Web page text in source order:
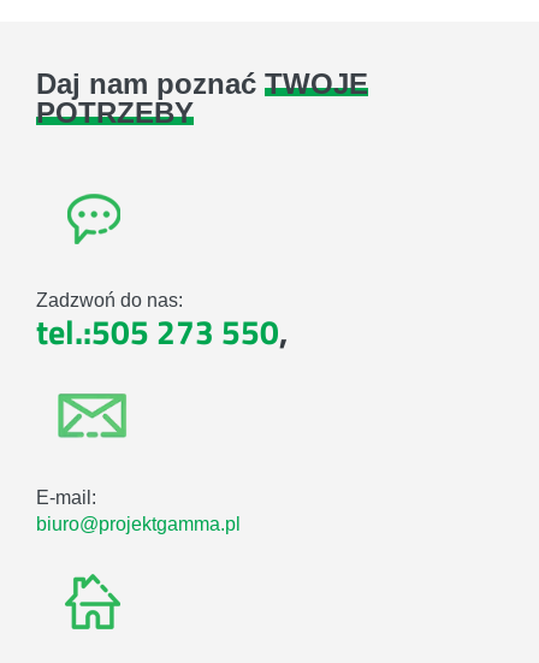
Daj nam poznać TWOJE
POTRZEBY
Zadzwoń do nas:
tel.:505 273 550,
E-mail:
biuro@projektgamma.pl